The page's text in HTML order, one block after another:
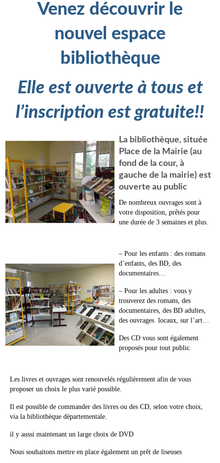
Infos règlementaires
Contact et horaires
Mon village
Faverolles dans la presse
Faverolles Infos – Format
numérique
Séjourner à Faverolles
Nos Partenaires
Venez découvrir le
nouvel espace
bibliothèque
Elle est ouverte à tous et
l’inscription est gratuite!!
La bibliothèque, située
Place de la Mairie (au
fond de la cour, à
gauche de la mairie)est
ouverte au public
De nombreux ouvrages sont à
votre disposition, prêtés pour
une durée de 3 semaines et plus.
– Pour les enfants : des romans
d’enfants, des BD, des
documentaires…
– Pour les adultes : vous y
trouverez des romans, des
documentaires, des BD adultes,
des ouvrages locaux, sur l’art…
Des CD vous sont également
proposés pour tout public.
Les livres et ouvrages sont renouvelés régulièrement afin de vous
proposer un choix le plus varié possible.
Il est possible de commander des livres ou des CD, selon votre choix,
via la bibliothèque départementale.
il y aussi maintenant un large choix de DVD
Nous souhaitons mettre en place également un prêt de liseuses